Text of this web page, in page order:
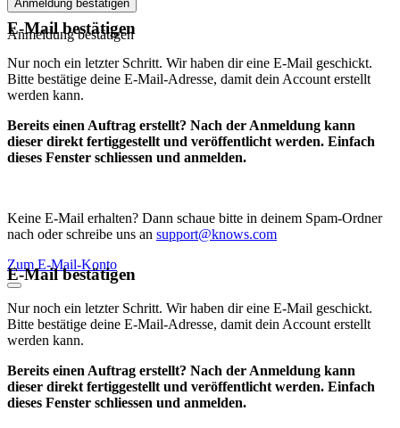
Anmeldung bestätigen
Anmeldung bestätigen
E-Mail bestätigen
Nur noch ein letzter Schritt. Wir haben dir eine E-Mail geschickt.
Bitte bestätige deine E-Mail-Adresse, damit dein Account erstellt
werden kann.
Bereits einen Auftrag erstellt? Nach der Anmeldung kann
dieser direkt fertiggestellt und veröffentlicht werden. Einfach
dieses Fenster schliessen und anmelden.
Keine E-Mail erhalten? Dann schaue bitte in deinem Spam-Ordner
nach oder schreibe uns an support@knows.com
Zum E-Mail-Konto
E-Mail bestätigen
Nur noch ein letzter Schritt. Wir haben dir eine E-Mail geschickt.
Bitte bestätige deine E-Mail-Adresse, damit dein Account erstellt
werden kann.
Bereits einen Auftrag erstellt? Nach der Anmeldung kann
dieser direkt fertiggestellt und veröffentlicht werden. Einfach
dieses Fenster schliessen und anmelden.